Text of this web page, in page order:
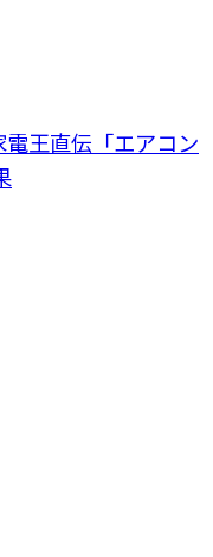
王直伝「エアコン